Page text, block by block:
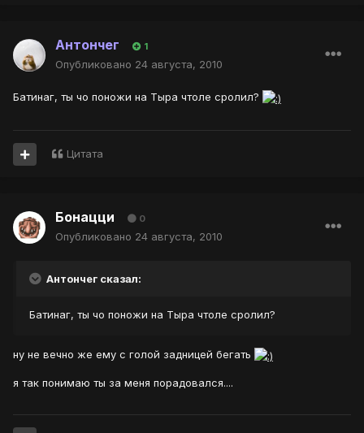
Антончег 1
Опубликовано 24 августа, 2010
Батинаг, ты чо поножи на Тыра чтоле сролил?
Цитата
Бонацци 0
Опубликовано 24 августа, 2010
Антончег сказал:
Батинаг, ты чо поножи на Тыра чтоле сролил?
ну не вечно же ему с голой задницей бегать
я так понимаю ты за меня порадовался....